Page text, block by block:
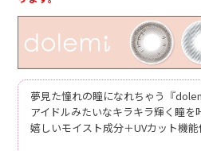
夢見た憧れの瞳になれちゃう『
アイドルみたいなキラキラ輝く瞳を
嬉しいモイスト成分＋UVカット機